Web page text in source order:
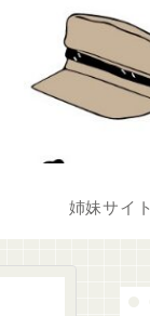
姉妹サイト